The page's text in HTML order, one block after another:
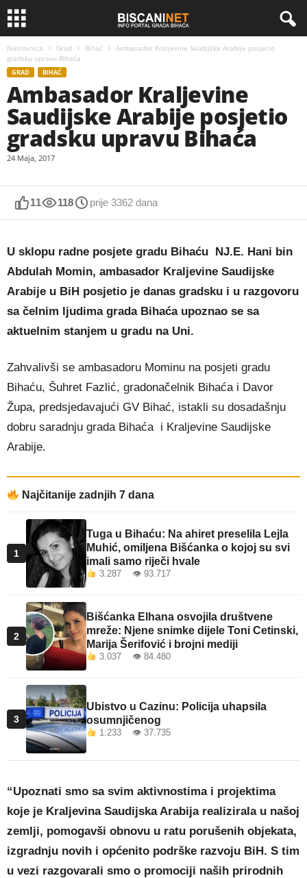
Naslovnica Grad Bihać
Ambasador Kraljevine Saudijske Arabije posjetio
gradsku upravu Bihaća
GRAD BIHAĆ
Ambasador Kraljevine
Saudijske Arabije posjetio
gradsku upravu Bihaća
24 Maja, 2017
11 118 prije 3362 dana
U sklopu radne posjete gradu Bihaću NJ.E. Hani bin
Abdulah Momin, ambasador Kraljevine Saudijske
Arabije u BiH posjetio je danas gradsku i u razgovoru
sa čelnim ljudima grada Bihaća upoznao se sa
aktuelnim stanjem u gradu na Uni.
Zahvalivši se ambasadoru Mominu na posjeti gradu
Bihaću, Šuhret Fazlić, gradonačelnik Bihaća i Davor
Župa, predsjedavajući GV Bihać, istakli su dosadašnju
dobru saradnju grada Bihaća i Kraljevine Saudijske
Arabije.
Najčitanije zadnjih 7 dana
1
Tuga u Bihaću: Na ahiret preselila Lejla
Muhić, omiljena Bišćanka o kojoj su svi
imali samo riječi hvale
3.287 👁 93.717
2
Bišćanka Elhana osvojila društvene
mreže: Njene snimke dijele Toni Cetinski,
Marija Šerifović i brojni mediji
3.037 👁 84.480
3
Ubistvo u Cazinu: Policija uhapsila
osumnjičenog
1.233 👁 37.735
“Upoznati smo sa svim aktivnostima i projektima
koje je Kraljevina Saudijska Arabija realizirala u našoj
zemlji, pomogavši obnovu u ratu porušenih objekata,
izgradnju novih i općenito podrške razvoju BiH. S tim
u vezi razgovarali smo o promociji naših prirodnih